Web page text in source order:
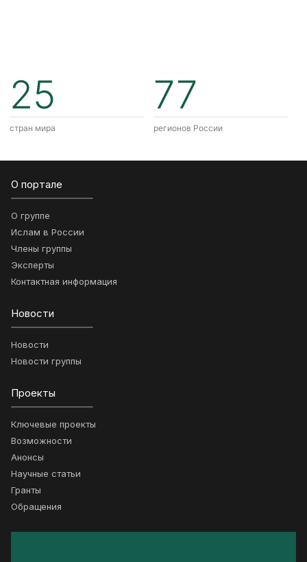
25
стран мира
77
регионов России
О портале
О группе
Ислам в России
Члены группы
Эксперты
Контактная информация
Новости
Новости
Новости группы
Проекты
Ключевые проекты
Возможности
Анонсы
Научные статьи
Гранты
Обращения